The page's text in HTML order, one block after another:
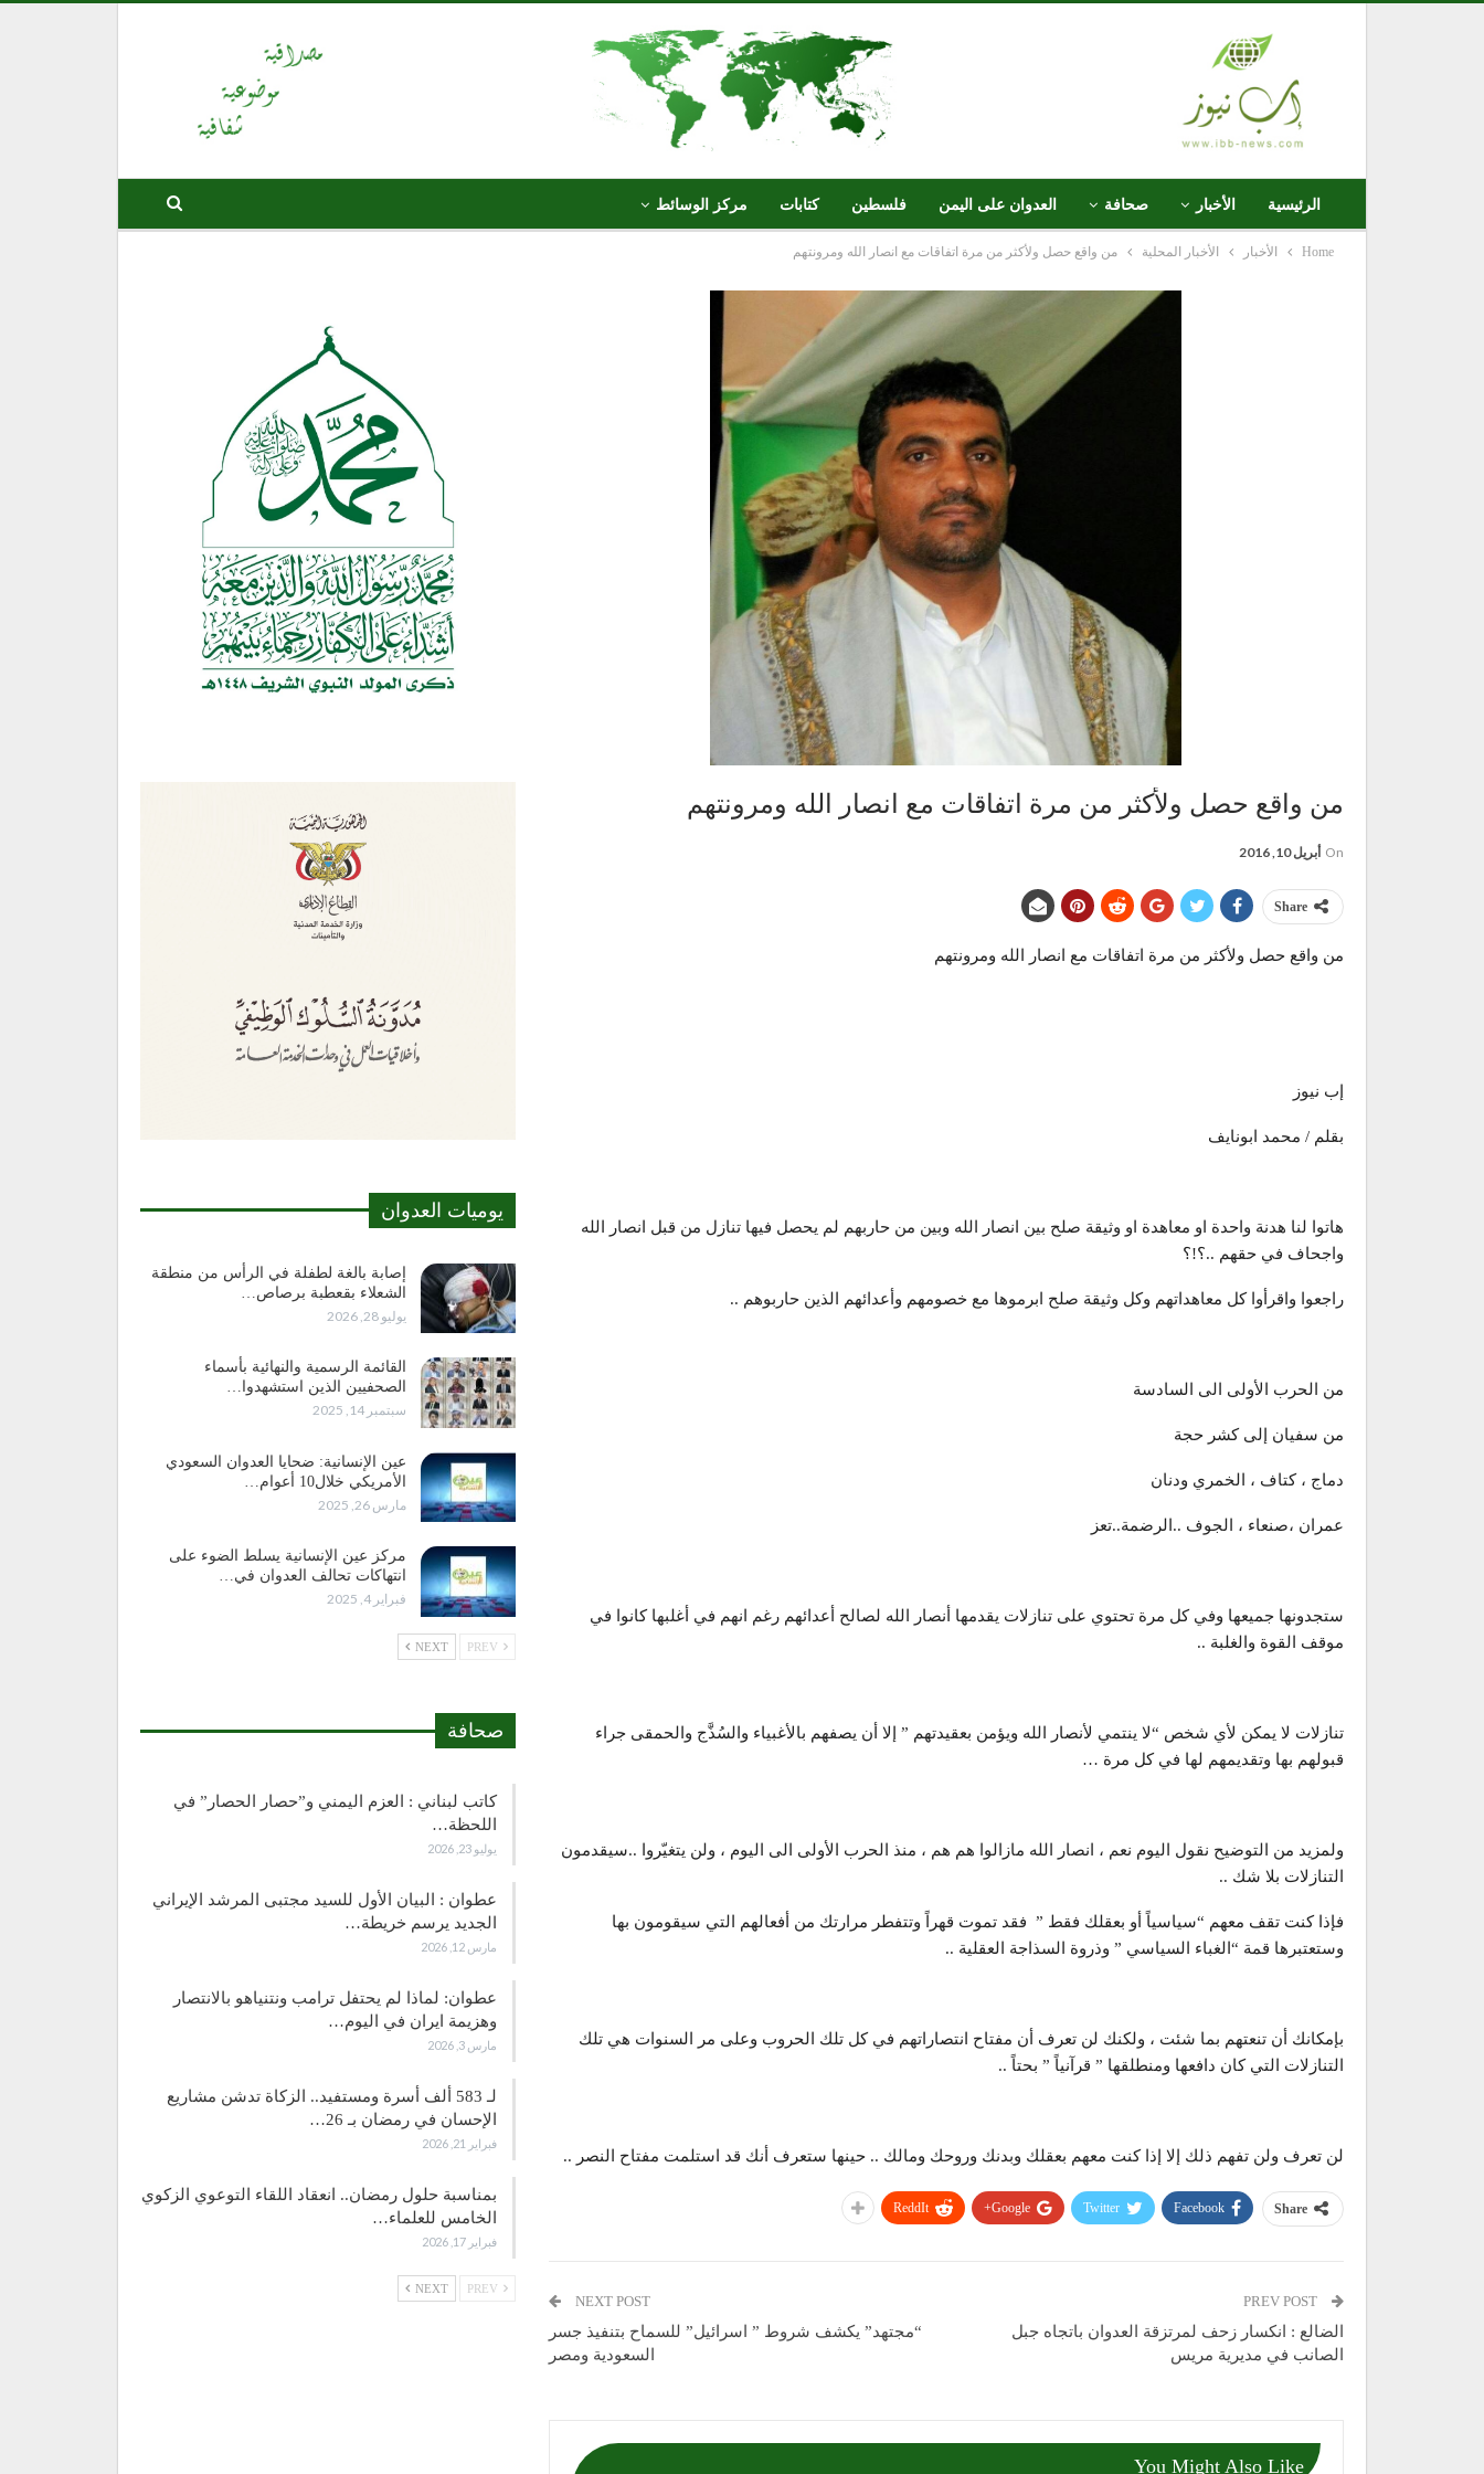
الرئيسية الأخبار صحافة العدوان على اليمن فلسطين كتابات مركز الوسائط
Home الأخبار الأخبار المحلية من واقع حصل ولأكثر من مرة اتفاقات مع انصار الله ومرونتهم
من واقع حصل ولأكثر من مرة اتفاقات مع انصار الله ومرونتهم
On أبريل 10, 2016
Share
من واقع حصل ولأكثر من مرة اتفاقات مع انصار الله ومرونتهم
إب نيوز
بقلم / محمد ابونايف
هاتوا لنا هدنة واحدة او معاهدة او وثيقة صلح بين انصار الله وبين من حاربهم لم يحصل فيها تنازل من قبل انصار الله
واجحاف في حقهم ..؟!؟
راجعوا واقرأوا كل معاهداتهم وكل وثيقة صلح ابرموها مع خصومهم وأعدائهم الذين حاربوهم ..
من الحرب الأولى الى السادسة
من سفيان إلى كشر حجة
دماج ، كتاف ، الخمري ودنان
عمران ،صنعاء ، الجوف ..الرضمة..تعز
ستجدونها جميعها وفي كل مرة تحتوي على تنازلات يقدمها أنصار الله لصالح أعدائهم رغم انهم في أغلبها كانوا في
موقف القوة والغلبة ..
تنازلات لا يمكن لأي شخص “لا ينتمي لأنصار الله ويؤمن بعقيدتهم ” إلا أن يصفهم بالأغبياء والسُذَّج والحمقى جراء
قبولهم بها وتقديمهم لها في كل مرة …
ولمزيد من التوضيح نقول اليوم نعم ، انصار الله مازالوا هم هم ، منذ الحرب الأولى الى اليوم ، ولن يتغيّروا ..سيقدمون
التنازلات بلا شك ..
فإذا كنت تقف معهم “سياسياً أو بعقلك فقط ” فقد تموت قهراً وتتفطر مرارتك من أفعالهم التي سيقومون بها
وستعتبرها قمة “الغباء السياسي ” وذروة السذاجة العقلية ..
بإمكانك أن تنعتهم بما شئت ، ولكنك لن تعرف أن مفتاح انتصاراتهم في كل تلك الحروب وعلى مر السنوات هي تلك
التنازلات التي كان دافعها ومنطلقها ” قرآنياً ” بحتاً ..
لن تعرف ولن تفهم ذلك إلا إذا كنت معهم بعقلك وبدنك وروحك ومالك .. حينها ستعرف أنك قد استلمت مفتاح النصر ..
Share
Facebook
Twitter
Google+
ReddIt
الضالع : انكسار زحف لمرتزقة العدوان باتجاه جبل
الصانب في مديرية مريس
NEXT POST
“مجتهد” يكشف شروط ” اسرائيل” للسماح بتنفيذ جسر
السعودية ومصر
You Might Also Like
يوميات العدوان
إصابة بالغة لطفلة في الرأس من منطقة
الشعلاء بقعطبة برصاص…
يوليو 28, 2026
القائمة الرسمية والنهائية بأسماء
الصحفيين الذين استشهدوا…
سبتمبر 14, 2025
عين الإنسانية: ضحايا العدوان السعودي
الأمريكي خلال10 أعوام…
مارس 26, 2025
مركز عين الإنسانية يسلط الضوء على
انتهاكات تحالف العدوان في…
فبراير 4, 2025
NEXT
صحافة
كاتب لبناني : العزم اليمني و”حصار الحصار” في
اللحظة…
يوليو 23, 2026
عطوان : البيان الأول للسيد مجتبى المرشد الإيراني
الجديد يرسم خريطة…
مارس 12, 2026
عطوان: لماذا لم يحتفل ترامب ونتنياهو بالانتصار
وهزيمة ايران في اليوم…
مارس 3, 2026
لـ 583 ألف أسرة ومستفيد.. الزكاة تدشن مشاريع
الإحسان في رمضان بـ 26…
فبراير 21, 2026
بمناسبة حلول رمضان.. انعقاد اللقاء التوعوي الزكوي
الخامس للعلماء…
فبراير 17, 2026
NEXT